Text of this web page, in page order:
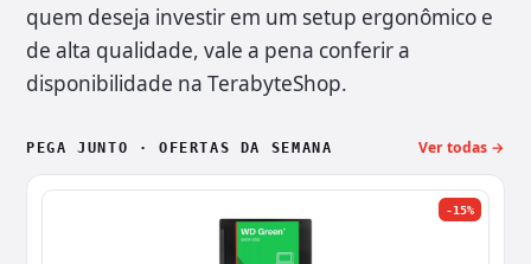
quem deseja investir em um setup ergonômico e
de alta qualidade, vale a pena conferir a
disponibilidade na TerabyteShop.
PEGA JUNTO · OFERTAS DA SEMANA Ver todas →
-15%